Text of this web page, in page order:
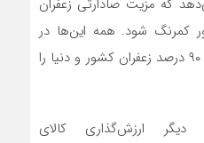
که مزیت صادارتی زعفران
کمرنگ شود. همه این‌ها در
حالی است که خراسان رضوی ۹۰ درصد زعفران کشور و دنیا را
ارزش‌گذاری کالای